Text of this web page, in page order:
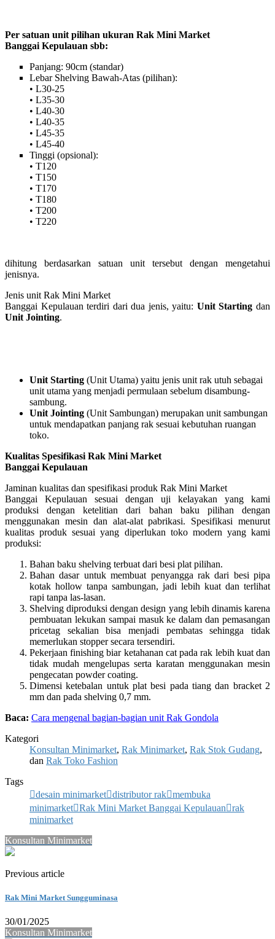
Per satuan unit pilihan ukuran Rak Mini Market
Banggai Kepulauan sbb:
Panjang: 90cm (standar)
Lebar Shelving Bawah-Atas (pilihan):
• L30-25
• L35-30
• L40-30
• L40-35
• L45-35
• L45-40
Tinggi (opsional):
• T120
• T150
• T170
• T180
• T200
• T220
dihitung berdasarkan satuan unit tersebut dengan mengetahui
jenisnya.
Jenis unit Rak Mini Market
Banggai Kepulauan terdiri dari dua jenis, yaitu: Unit Starting dan
Unit Jointing.
Unit Starting (Unit Utama) yaitu jenis unit rak utuh sebagai
unit utama yang menjadi permulaan sebelum disambung-
sambung.
Unit Jointing (Unit Sambungan) merupakan unit sambungan
untuk mendapatkan panjang rak sesuai kebutuhan ruangan
toko.
Kualitas Spesifikasi Rak Mini Market
Banggai Kepulauan
Jaminan kualitas dan spesifikasi produk Rak Mini Market
Banggai Kepulauan sesuai dengan uji kelayakan yang kami
produksi dengan ketelitian dari bahan baku pilihan dengan
menggunakan mesin dan alat-alat pabrikasi. Spesifikasi menurut
kualitas produk sesuai yang diperlukan toko modern yang kami
produksi:
Bahan baku shelving terbuat dari besi plat pilihan.
Bahan dasar untuk membuat penyangga rak dari besi pipa
kotak hollow tanpa sambungan, jadi lebih kuat dan terlihat
rapi tanpa las-lasan.
Shelving diproduksi dengan design yang lebih dinamis karena
pembuatan lekukan sampai masuk ke dalam dan pemasangan
pricetag sekalian bisa menjadi pembatas sehingga tidak
memerlukan stopper secara tersendiri.
Pekerjaan finishing biar ketahanan cat pada rak lebih kuat dan
tidak mudah mengelupas serta karatan menggunakan mesin
pengecatan powder coating.
Dimensi ketebalan untuk plat besi pada tiang dan bracket 2
mm dan pada shelving 0,7 mm.
Baca: Cara mengenal bagian-bagian unit Rak Gondola
Kategori
Konsultan Minimarket, Rak Minimarket, Rak Stok Gudang,
dan Rak Toko Fashion
Tags
desain minimarket distributor rak membuka
minimarket Rak Mini Market Banggai Kepulauan
rak
minimarket
Konsultan Minimarket
Previous article
Rak Mini Market Sungguminasa
30/01/2025
Konsultan Minimarket